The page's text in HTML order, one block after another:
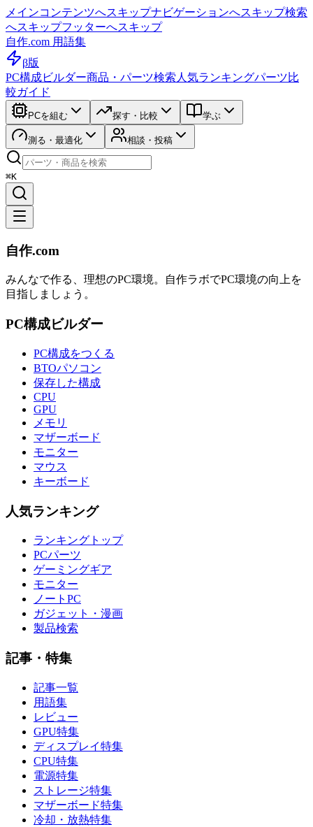
メインコンテンツへスキップナビゲーションへスキップ検索
へスキップフッターへスキップ
自作.com 用語集
β版
PC構成ビルダー商品・パーツ検索 人気ランキングパーツ比
較ガイド
PCを組む 探す・比較 学ぶ
測る・最適化 相談・投稿
⌘K
自作.com
みんなで作る、理想のPC環境。 自作ラボでPC環境の向上を
目指しましょう。
PC構成ビルダー
PC構成をつくる
BTOパソコン
保存した構成
CPU
GPU
メモリ
マザーボード
モニター
マウス
キーボード
人気ランキング
ランキングトップ
PCパーツ
ゲーミングギア
モニター
ノートPC
ガジェット・漫画
製品検索
記事・特集
記事一覧
用語集
レビュー
GPU特集
ディスプレイ特集
CPU特集
電源特集
ストレージ特集
マザーボード特集
冷却・放熱特集